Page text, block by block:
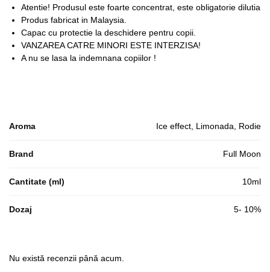
Atentie! Produsul este foarte concentrat, este obligatorie dilutia
Produs fabricat in Malaysia.
Capac cu protectie la deschidere pentru copii.
VANZAREA CATRE MINORI ESTE INTERZISA!
A nu se lasa la indemnana copiilor !
Aroma Ice effect, Limonada, Rodie
Brand Full Moon
Cantitate (ml) 10ml
Dozaj 5- 10%
Nu există recenzii până acum.